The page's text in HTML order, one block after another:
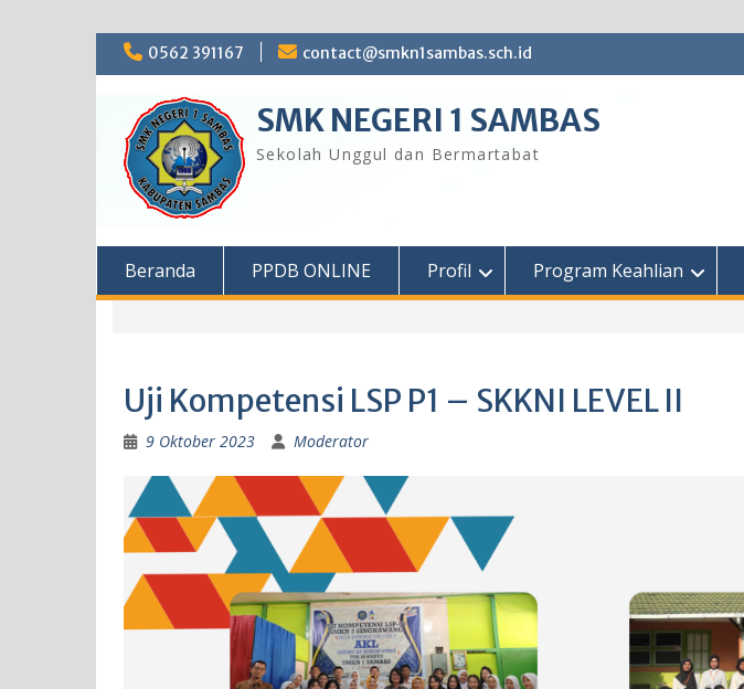
Skip
0562 391167
contact@smkn1sambas.sch.id
SMK NEGERI 1 SAMBAS
Sekolah Unggul dan Bermartabat
Beranda PPDB ONLINE Profil Program Keahlian
Uji Kompetensi LSP P1 – SKKNI LEVEL II
9 Oktober 2023 Moderator